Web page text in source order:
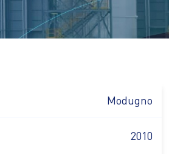
Modugno
2010